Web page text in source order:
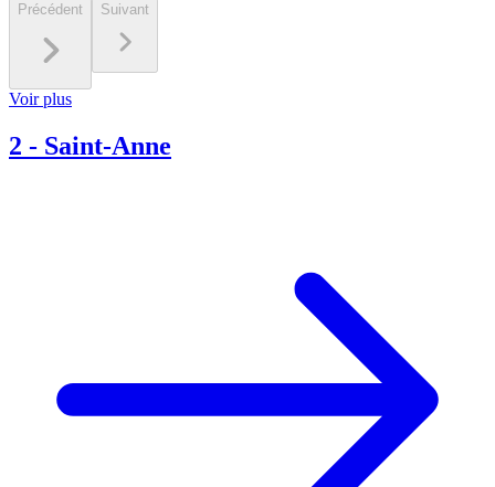
Précédent Suivant
Voir plus
2 - Saint-Anne